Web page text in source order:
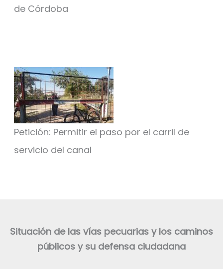
de Córdoba
Petición: Permitir el paso por el carril de
servicio del canal
Situación de las vías pecuarias y los caminos
públicos y su defensa ciudadana